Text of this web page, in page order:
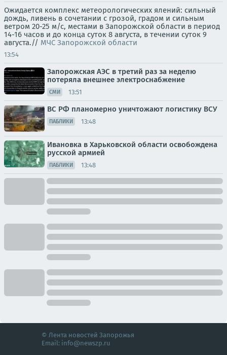
Ожидается комплекс метеорологических ялений: сильный
дождь, ливень в сочетании с грозой, градом и сильным
ветром 20-25 м/с, местами в Запорожской области в период
14-16 часов и до конца суток 8 августа, в течении суток 9
августа.// МЧС Запорожской области
13:54
Запорожская АЭС в третий раз за неделю
потеряла внешнее электроснабжение
СМИ 13:51
ВС РФ планомерно уничтожают логистику ВСУ
ПАБЛИКИ 13:48
Ивановка в Харьковской области освобождена
русской армией
ПАБЛИКИ 13:48
© Лента новостей Запорожья
Email: info@newszp.ru